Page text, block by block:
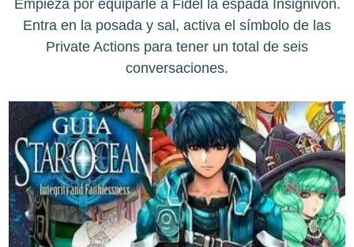
Empieza por equiparle a Fidel la espada Insignivon.
Entra en la posada y sal, activa el símbolo de las
Private Actions para tener un total de seis
conversaciones.